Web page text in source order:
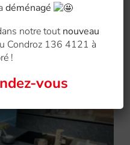
déménagé
notre toutnouveau
Condroz 136 4121 à
!
vous